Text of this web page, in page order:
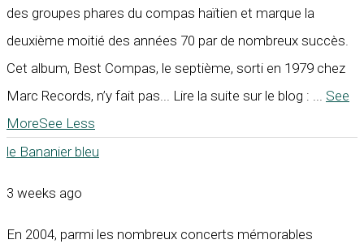
des groupes phares du compas haïtien et marque la
deuxième moitié des années 70 par de nombreux succès.
Cet album, Best Compas, le septième, sorti en 1979 chez
Marc Records, n’y fait pas... Lire la suite sur le blog : ... See
MoreSee Less
le Bananier bleu
3 weeks ago
En 2004, parmi les nombreux concerts mémorables